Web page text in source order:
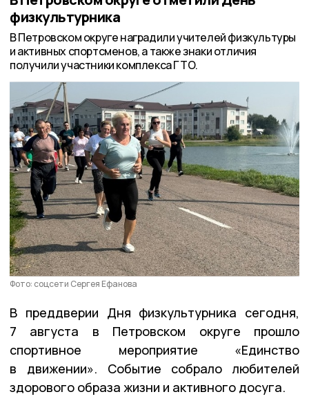
физкультурника
В Петровском округе наградили учителей физкультуры
и активных спортсменов, а также знаки отличия
получили участники комплекса ГТО.
Фото: соцсети Сергея Ефанова
В преддверии Дня физкультурника сегодня,
7 августа в Петровском округе прошло
спортивное мероприятие «Единство
в движении». Событие собрало любителей
здорового образа жизни и активного досуга.